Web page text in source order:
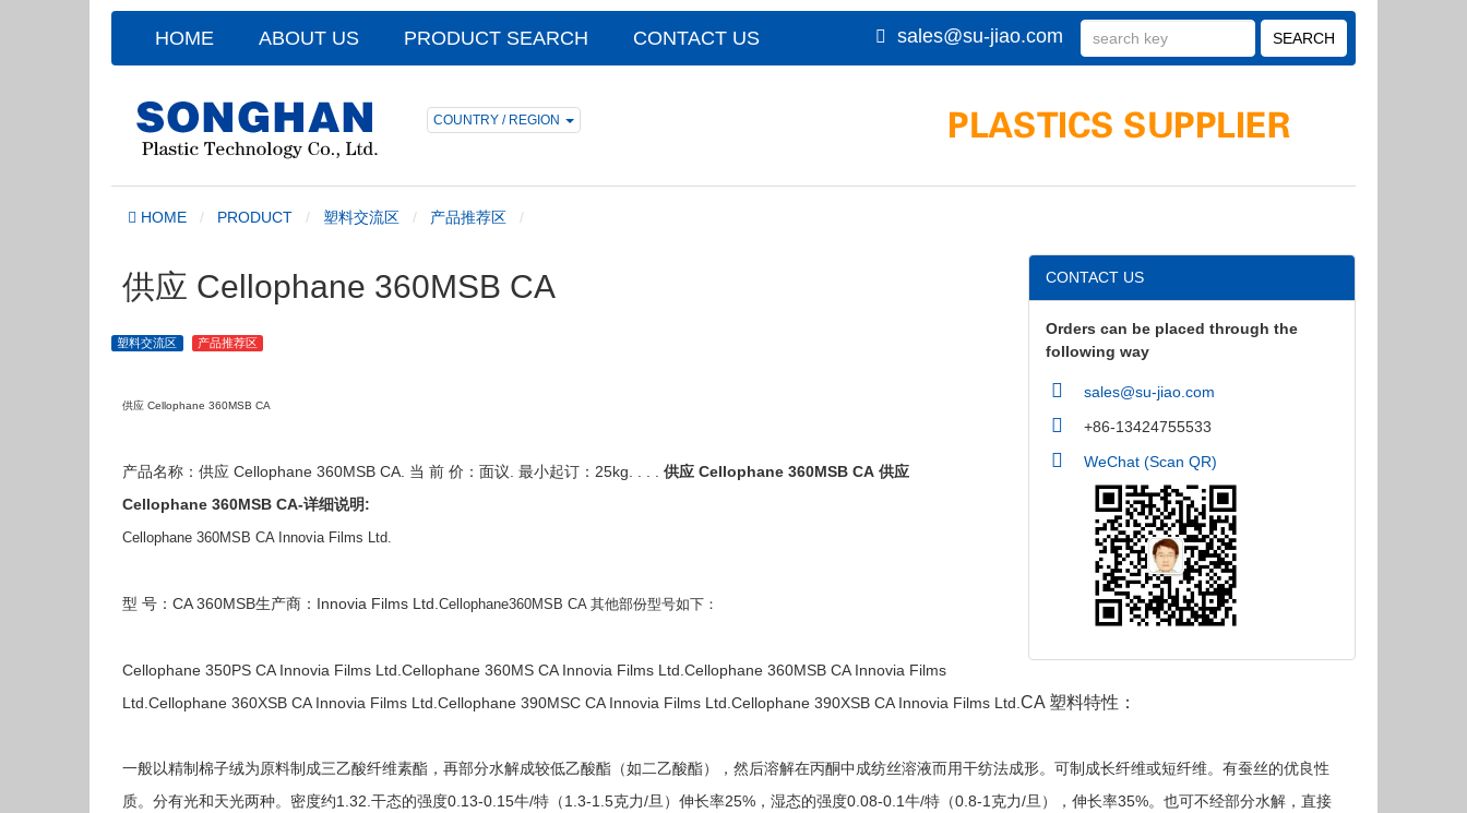
HOME ABOUT US PRODUCT SEARCH CONTACT US sales@su-jiao.com
COUNTRY / REGION
HOME PRODUCT 塑料交流区 产品推荐区
CONTACT US
Orders can be placed through the
following way
sales@su-jiao.com
+86-13424755533
WeChat (Scan QR)
供应 Cellophane 360MSB CA
塑料交流区 产品推荐区
供应 Cellophane 360MSB CA
产品名称：供应 Cellophane 360MSB CA. 当 前 价：面议. 最小起订：25kg. . . . 供应 Cellophane 360MSB CA 供应
Cellophane 360MSB CA-详细说明:
Cellophane 360MSB CA Innovia Films Ltd.
型 号：CA 360MSB生产商：Innovia Films Ltd. Cellophane360MSB CA 其他部份型号如下：
Cellophane 350PS CA Innovia Films Ltd.Cellophane 360MS CA Innovia Films Ltd.Cellophane 360MSB CA Innovia Films
Ltd.Cellophane 360XSB CA Innovia Films Ltd.Cellophane 390MSC CA Innovia Films Ltd.Cellophane 390XSB CA Innovia Films Ltd. CA 塑料特性：
一般以精制棉子绒为原料制成三乙酸纤维素酯，再部分水解成较低乙酸酯（如二乙酸酯），然后溶解在丙酮中成纺丝溶液而用干纺法成形。可制成长纤维或短纤维。有蚕丝的优良性
质。分有光和天光两种。密度约1.32.干态的强度0.13-0.15牛/特（1.3-1.5克力/旦）伸长率25%，湿态的强度0.08-0.1牛/特（0.8-1克力/旦），伸长率35%。也可不经部分水解，直接